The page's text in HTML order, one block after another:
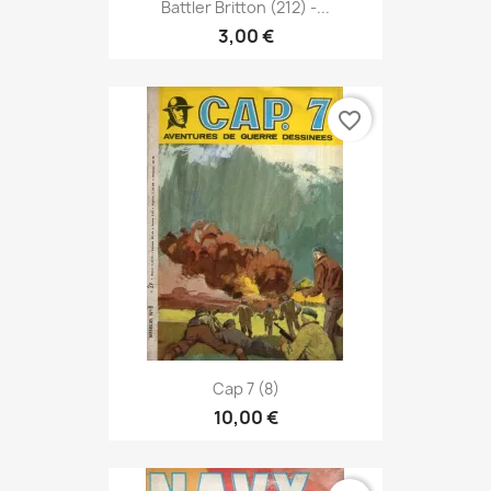
Battler Britton (212) -...
3,00 €
Cap 7 (8)
10,00 €
favorite_border